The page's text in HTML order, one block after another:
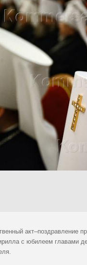
акт–поздравление
с юбилеем главами